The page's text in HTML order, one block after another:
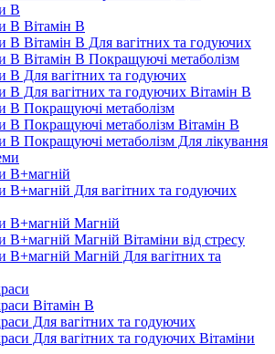
В
В Вітамін B
В Вітамін B Для вагітних та годуючих
В Вітамін B Покращуючі метаболізм
В Для вагітних та годуючих
В Для вагітних та годуючих Вітамін B
В Покращуючі метаболізм
В Покращуючі метаболізм Вітамін B
В Покращуючі метаболізм Для лікування
В+магній
В+магній Для вагітних та годуючих
В+магній Магній
В+магній Магній Вітаміни від стресу
В+магній Магній Для вагітних та
Вітамін B
Для вагітних та годуючих
Для вагітних та годуючих Вітаміни